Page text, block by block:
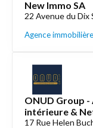
New Immo SA
22 Avenue du
Agence immobilière
ONUD Group
intérieure &
17 Rue Helen